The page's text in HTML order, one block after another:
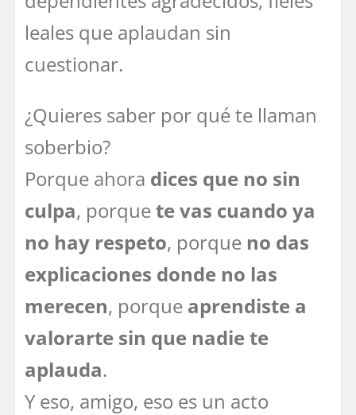
leales que aplaudan sin
cuestionar.
¿Quieres saber por qué te llaman
soberbio?
Porque ahora dices que no sin
culpa, porquete vas cuando ya
no hay respeto, porque no das
explicaciones donde no las
merecen, porque aprendiste a
valorarte sin que nadie te
aplauda.
Y eso, amigo, eso es un acto